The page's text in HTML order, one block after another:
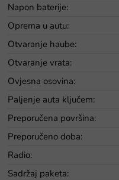
Napon baterije:
Oprema u autu:
Otvaranje haube:
Otvaranje vrata:
Ovjesna osovina:
Paljenje auta ključem:
Preporučena površina:
Preporučeno doba:
Radio:
Sadržaj paketa: